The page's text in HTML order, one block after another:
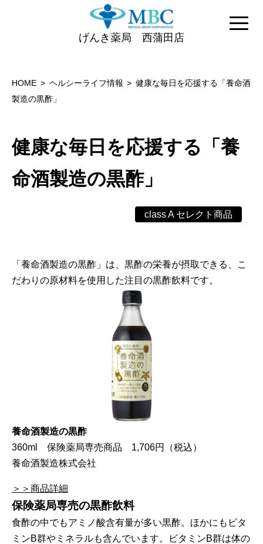
げんき薬局 西蒲田店
HOME ヘルシーライフ情報
健康な毎日を応援する「養命酒
製造の黒酢」
健康な毎日を応援する「養
命酒製造の黒酢」
class A セレクト商品
「養命酒製造の黒酢」は、黒酢の栄養が摂取できる、こ
だわりの原材料を使用した注目の黒酢飲料です。
養命酒製造の黒酢
360ml 保険薬局専売商品 1,706円（税込）
養命酒製造株式会社
＞＞商品詳細
保険薬局専売の黒酢飲料
食酢の中でもアミノ酸含有量が多い黒酢。ほかにもビタ
ミンB群やミネラルも含んでいます。ビタミンB群は体の